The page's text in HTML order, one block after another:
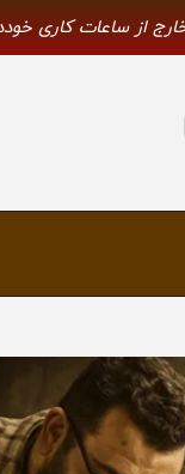
از ساعات کاری